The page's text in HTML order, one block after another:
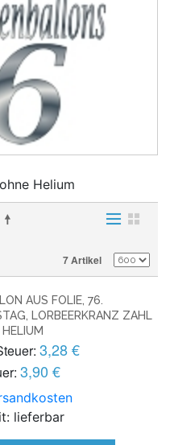
Helium
7 Artikel
AUS FOLIE, 76.
LORBEERKRANZ ZAHL
3,28 €
3,90 €
lieferbar